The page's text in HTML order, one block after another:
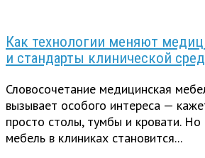
Как технологии меняют
и стандарты клинической
Словосочетание медицинская
вызывает особого интереса —
просто столы, тумбы и кровати.
мебель в клиниках становится...